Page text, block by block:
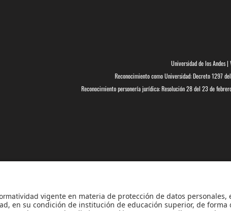
Universidad de los Andes |
Reconocimiento como Universidad: Decreto 1297
Reconocimiento personería jurídica: Resolución 28 del 23 de